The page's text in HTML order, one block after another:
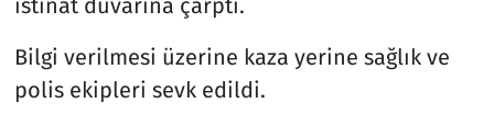
Bilgi verilmesi üzerine kaza yerine sağlık ve
polis ekipleri sevk edildi.
Teknoloji ve Bilim
Televizyon